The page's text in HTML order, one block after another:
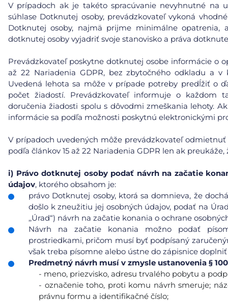
V prípadoch ak je takéto spracúvanie nevyhnutné na
súhlase Dotknutej osoby, prevádzkovateľ vykoná
Dotknutej osoby, najmä prijme minimálne opatrenia,
dotknutej osoby vyjadriť svoje stanovisko a práva
Prevádzkovateľ poskytne dotknutej osobe informácie o
až 22 Nariadenia GDPR, bez zbytočného odkladu a
Uvedená lehota sa môže v prípade potreby predĺžiť o
počet žiadostí. Prevádzkovateľ informuje o každom
doručenia žiadosti spolu s dôvodmi zmeškania lehoty.
informácie sa podľa možnosti poskytnú elektronickými
V prípadoch uvedených môže prevádzkovateľ
podľa článkov 15 až 22 Nariadenia GDPR len ak
i) Právo dotknutej osoby podať návrh na začatie
údajov, ktorého obsahom je:
právo Dotknutej osoby, ktorá sa domnieva, že
došlo k zneužitiu jej osobných údajov, podať na
,,Úrad“) návrh na začatie konania o ochrane
Návrh na začatie konania možno podať
prostriedkami, pričom musí byť podpísaný
však treba písomne alebo ústne do zápisnice
Predmetný návrh musí v zmysle ustanovenia §
- meno, priezvisko, adresu trvalého pobytu a
- označenie toho, proti komu návrh smeruje;
právnu formu a identifikačné číslo;